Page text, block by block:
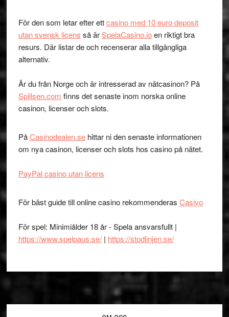
För den som letar efter ettcasino med 10 euro deposit
utan svensk licens så ärSpelaCasino.ioen riktigt bra
resurs. Där listar de och recenserar alla tillgängliga
alternativ.
Är du från Norge och är intresserad av nätcasinon? På
Spillsen.com finns det senaste inom norska online
casinon, licenser och slots.
PåCasinodealen.sehittar ni den senaste informationen
om nya casinon, licenser och slots hos casino på nätet.
PayPal casino utan licens
För bäst guide till online casino rekommenderas Casivo
För spel: Minimiålder 18 år - Spela ansvarsfullt |
https://www.spelpaus.se/| https://stodlinjen.se/